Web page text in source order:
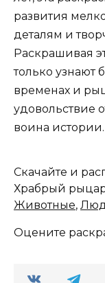
развития
деталям и
Раскрашивая
только узнают
временах и
удовольствие
воина истории.
Скачайте и
Храбрый
Животные,
Оцените